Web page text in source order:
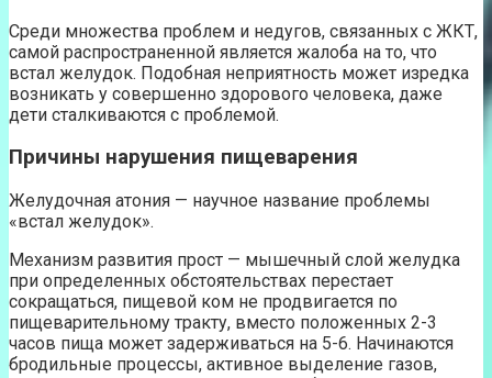
Среди множества проблем и недугов, связанных с ЖКТ,
самой распространенной является жалоба на то, что
встал желудок. Подобная неприятность может изредка
возникать у совершенно здорового человека, даже
дети сталкиваются с проблемой.
Причины нарушения пищеварения
Желудочная атония — научное название проблемы
«встал желудок».
Механизм развития прост — мышечный слой желудка
при определенных обстоятельствах перестает
сокращаться, пищевой ком не продвигается по
пищеварительному тракту, вместо положенных 2-3
часов пища может задерживаться на 5-6. Начинаются
бродильные процессы, активное выделение газов,